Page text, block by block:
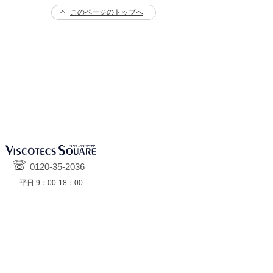
このページのトップへ
0120-35-2036
平日 9：00-18：00